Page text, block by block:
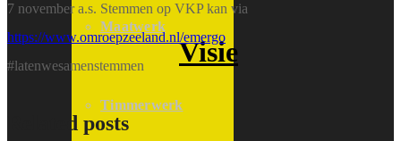
Maatwerk
Timmerwerk
Visie
7 november a.s. Stemmen op VKP kan via
https://www.omroepzeeland.nl/emergo
#latenwesamenstemmen
Related posts